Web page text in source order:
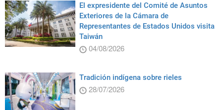
El expresidente del Comité de Asuntos
Exteriores de la Cámara de
Representantes de Estados Unidos visita
Taiwán
04/08/2026
Tradición indígena sobre rieles
28/07/2026